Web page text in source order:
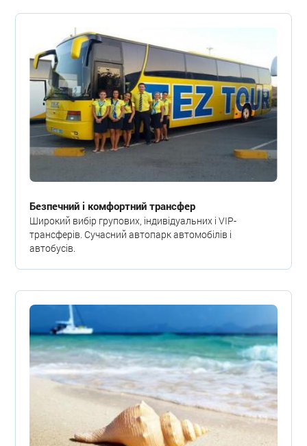
Безпечний і комфортний трансфер
Широкий вибір групових, індивідуальних і VIP-
трансферів. Сучасний автопарк автомобілів і
автобусів.